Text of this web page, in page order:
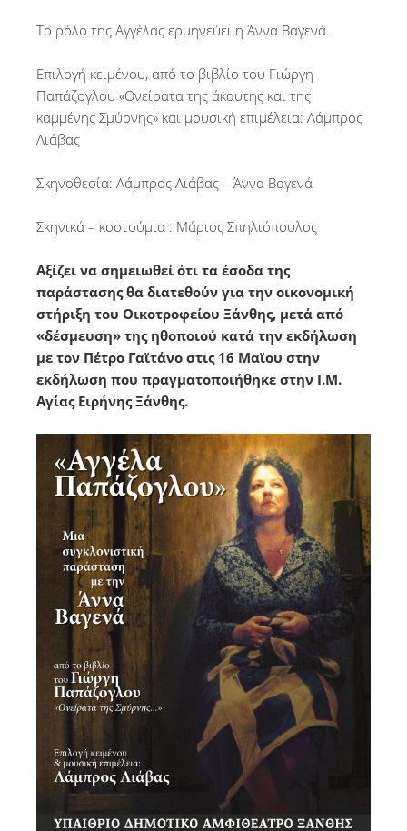
Το ρόλο της Αγγέλας ερμηνεύει η Άννα Βαγενά.
Επιλογή κειμένου, από το βιβλίο του Γιώργη
Παπάζογλου «Ονείρατα της άκαυτης και της
καμμένης Σμύρνης» και μουσική επιμέλεια: Λάμπρος
Λιάβας
Σκηνοθεσία: Λάμπρος Λιάβας – Άννα Βαγενά
Σκηνικά – κοστούμια : Μάριος Σπηλιόπουλος
Αξίζει να σημειωθεί ότι τα έσοδα της
παράστασης θα διατεθούν για την οικονομική
στήριξη του Οικοτροφείου Ξάνθης, μετά από
«δέσμευση» της ηθοποιού κατά την εκδήλωση
με τον Πέτρο Γαϊτάνο στις 16 Μαϊου στην
εκδήλωση που πραγματοποιήθηκε στην Ι.Μ.
Αγίας Ειρήνης Ξάνθης.